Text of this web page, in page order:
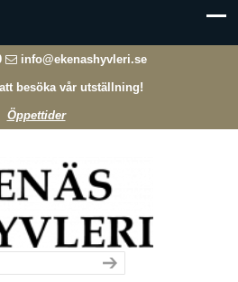
info@ekenashyvleri.se
besöka vår utställning!
Öppettider